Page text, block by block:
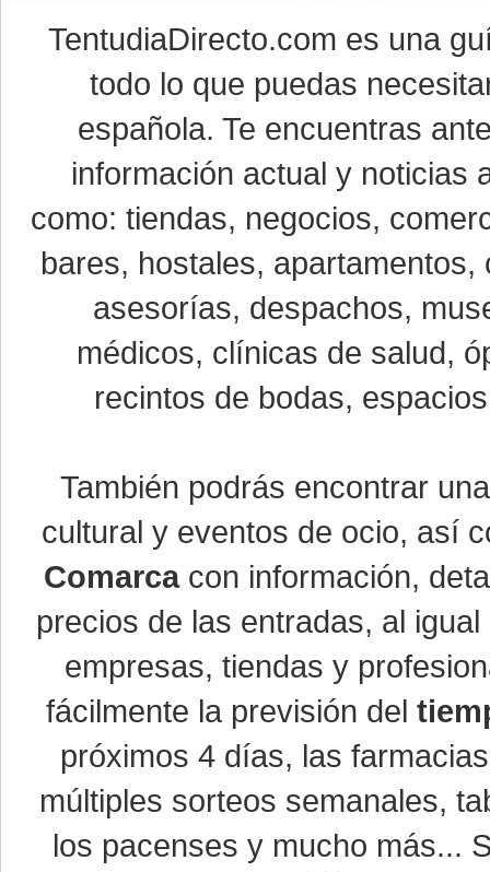
TentudiaDirecto.com es una
todo lo que puedas
española. Te encuentras
información actual y noticias
como: tiendas, negocios,
bares, hostales,
asesorías, despachos,
médicos, clínicas de salud,
recintos de bodas,
También podrás encontrar
cultural y eventos de ocio, así
Comarcacon información,
precios de las entradas, al
empresas, tiendas y
fácilmente la previsión del
próximos 4 días, las
múltiples sorteos semanales,
los pacenses y mucho más...